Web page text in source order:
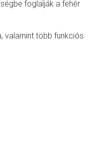
foglalják a fehér
valamint több funkciós